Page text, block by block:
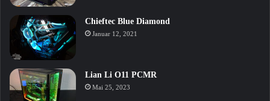
Chieftec Blue Diamond
Januar 12, 2021
Lian Li O11 PCMR
Mai 25, 2023